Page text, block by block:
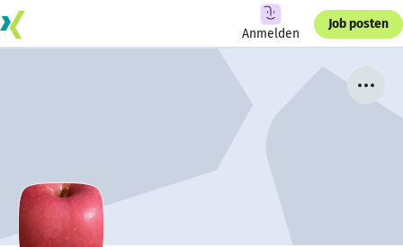
Anmelden
Job posten